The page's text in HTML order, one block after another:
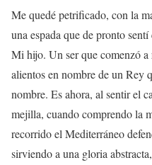
Me quedé petrificado, con la
una espada que de pronto
Mi hijo. Un ser que comenzó a
alientos en nombre de un Rey
nombre. Es ahora, al sentir el
mejilla, cuando comprendo la
recorrido el Mediterráneo
sirviendo a una gloria